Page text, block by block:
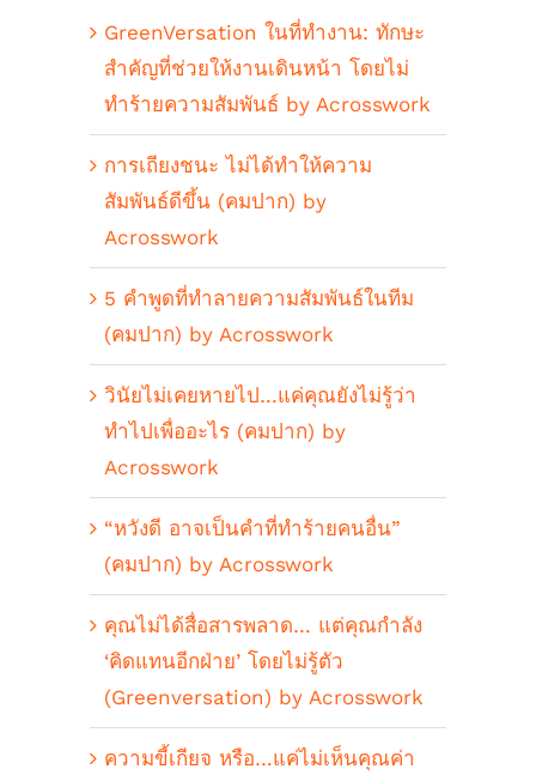
GreenVersation ในที่ทำงาน: ทักษะ
สำคัญที่ช่วยให้งานเดินหน้า โดยไม่
ทำร้ายความสัมพันธ์ by Acrosswork
การเถียงชนะ ไม่ได้ทำให้ความ
สัมพันธ์ดีขึ้น (คมปาก) by
Acrosswork
5 คำพูดที่ทำลายความสัมพันธ์ในทีม
(คมปาก) by Acrosswork
วินัยไม่เคยหายไป…แค่คุณยังไม่รู้ว่า
ทำไปเพื่ออะไร (คมปาก) by
Acrosswork
“หวังดี อาจเป็นคำที่ทำร้ายคนอื่น”
(คมปาก) by Acrosswork
คุณไม่ได้สื่อสารพลาด… แต่คุณกำลัง
‘คิดแทนอีกฝ่าย’ โดยไม่รู้ตัว
(Greenversation) by Acrosswork
ความขี้เกียจ หรือ…แค่ไม่เห็นคุณค่า